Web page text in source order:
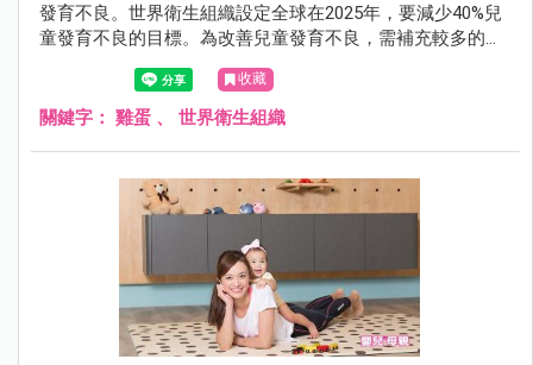
發育不良。世界衛生組織設定全球在2025年，要減少40%兒
童發育不良的目標。為改善兒童發育不良，需補充較多的食
物及營養素。在嬰兒期，雞蛋可提供營養及加強免疫功能，
但以往認為會增加蛋白質過敏的機會，故多建議在一歲後，
才可給嬰兒食用全蛋。
收藏
關鍵字： 雞蛋 、 世界衛生組織